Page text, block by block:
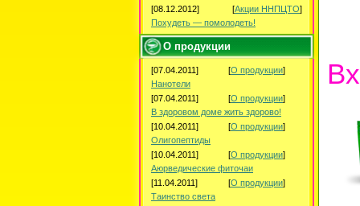
[08.12.2012]
[Акции ННПЦТО]
Похудеть — помолодеть!
О продукции
[07.04.2011] [О продукции]
Нанотели
[07.04.2011]
[О продукции]
В здоровом доме жить здорово!
[10.04.2011]
[О продукции]
Олигопептиды
[10.04.2011]
[О продукции]
Аюрведические фиточаи
[11.04.2011]
[О продукции]
Таинство света